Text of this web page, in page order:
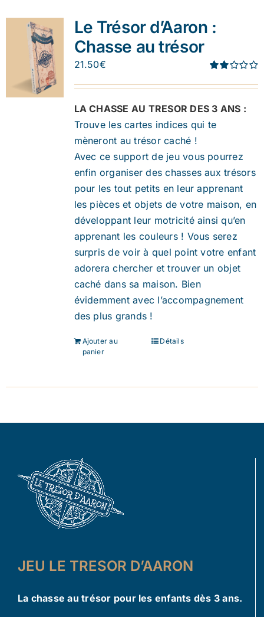
Le Trésor d’Aaron :
Chasse au trésor
1.91
21.50€
LA CHASSE AU TRESOR DES 3 ANS :
Trouve les cartes indices qui te
mèneront au trésor caché !
Avec ce support de jeu vous pourrez
enfin organiser des chasses aux trésors
pour les tout petits en leur apprenant
les pièces et objets de votre maison, en
développant leur motricité ainsi qu’en
apprenant les couleurs ! Vous serez
surpris de voir à quel point votre enfant
adorera chercher et trouver un objet
caché dans sa maison. Bien
évidemment avec l’accompagnement
des plus grands !
Ajouter au
panier
Détails
JEU LE TRESOR D’AARON
La chasse au trésor pour les enfants dès 3 ans.